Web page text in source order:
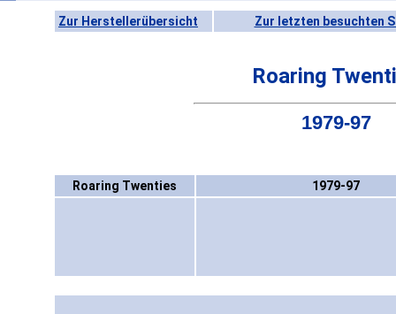
Zur Herstellerübersicht Zur letzten besuchten
Roaring
1979-97
Roaring Twenties 1979-97